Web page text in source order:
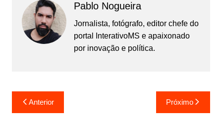
Pablo Nogueira
Jornalista, fotógrafo, editor chefe do
portal InterativoMS e apaixonado
por inovação e política.
Navegação
de
Anterior Próximo